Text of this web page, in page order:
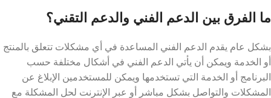
ما الفرق بين الدعم الفني والدعم التقني؟
بشكل عام يقدم الدعم الفني المساعدة في أي مشكلات تتعلق بالمنتج
أو الخدمة ويمكن أن يأتي الدعم الفني في أشكال مختلفة حسب
البرنامج أو الخدمة التي تستخدمها ويمكن للمستخدمين الإبلاغ عن
المشكلات والتواصل بشكل مباشر أو عبر الإنترنت لحل المشكلة مع